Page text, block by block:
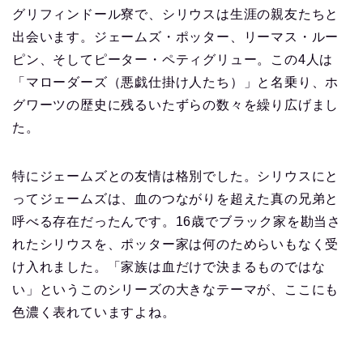
グリフィンドール寮で、シリウスは生涯の親友たちと
出会います。ジェームズ・ポッター、リーマス・ルー
ピン、そしてピーター・ペティグリュー。この4人は
「マローダーズ（悪戯仕掛け人たち）」と名乗り、ホ
グワーツの歴史に残るいたずらの数々を繰り広げまし
た。
特にジェームズとの友情は格別でした。シリウスにと
ってジェームズは、血のつながりを超えた真の兄弟と
呼べる存在だったんです。16歳でブラック家を勘当さ
れたシリウスを、ポッター家は何のためらいもなく受
け入れました。「家族は血だけで決まるものではな
い」というこのシリーズの大きなテーマが、ここにも
色濃く表れていますよね。